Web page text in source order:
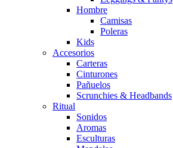
Hombre
Camisas
Poleras
Kids
Accesorios
Carteras
Cinturones
Pañuelos
Scrunchies & Headbands
Ritual
Sonidos
Aromas
Esculturas